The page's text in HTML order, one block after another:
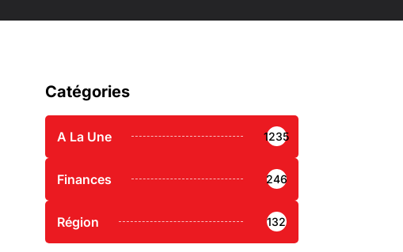
Catégories
A La Une 1235
Finances 246
Région 132